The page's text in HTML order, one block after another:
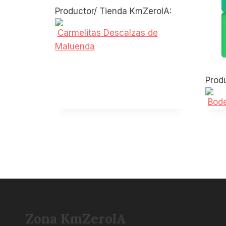
Productor/ Tienda KmZeroIA:
Carmelitas Descalzas de
Maluenda
Zona KmZeroIA